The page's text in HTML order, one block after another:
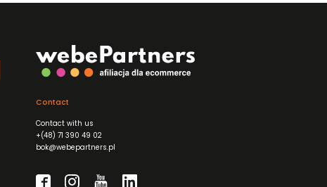
Contact
Contact with us
+(48) 71 390 49 02
bok@webepartners.pl